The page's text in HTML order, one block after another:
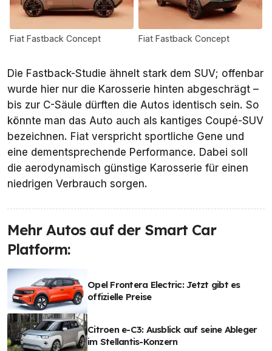
Fiat Fastback Concept Fiat Fastback Concept
Die Fastback-Studie ähnelt stark dem SUV; offenbar
wurde hier nur die Karosserie hinten abgeschrägt –
bis zur C-Säule dürften die Autos identisch sein. So
könnte man das Auto auch als kantiges Coupé-SUV
bezeichnen. Fiat verspricht sportliche Gene und
eine dementsprechende Performance. Dabei soll
die aerodynamisch günstige Karosserie für einen
niedrigen Verbrauch sorgen.
Mehr Autos auf der Smart Car
Platform:
Opel Frontera Electric: Jetzt gibt es
offizielle Preise
Citroen e-C3: Ausblick auf seine Ableger
im Stellantis-Konzern